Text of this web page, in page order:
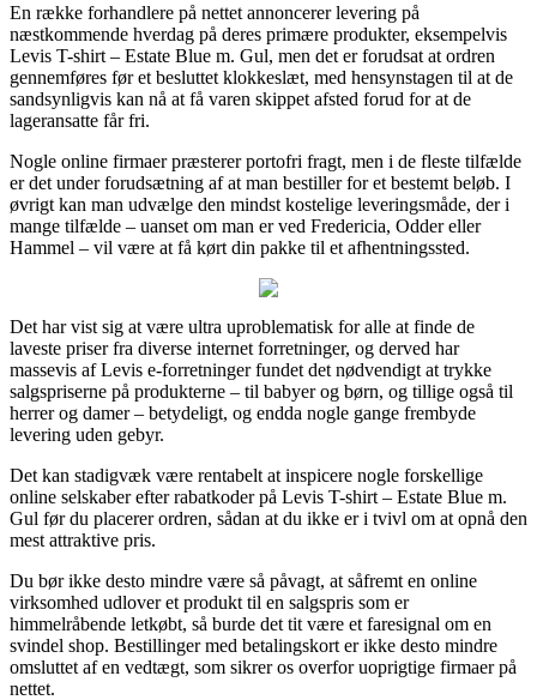
En række forhandlere på nettet annoncerer levering på
næstkommende hverdag på deres primære produkter, eksempelvis
Levis T-shirt – Estate Blue m. Gul, men det er forudsat at ordren
gennemføres før et besluttet klokkeslæt, med hensynstagen til at de
sandsynligvis kan nå at få varen skippet afsted forud for at de
lageransatte får fri.
Nogle online firmaer præsterer portofri fragt, men i de fleste tilfælde
er det under forudsætning af at man bestiller for et bestemt beløb. I
øvrigt kan man udvælge den mindst kostelige leveringsmåde, der i
mange tilfælde – uanset om man er ved Fredericia, Odder eller
Hammel – vil være at få kørt din pakke til et afhentningssted.
Det har vist sig at være ultra uproblematisk for alle at finde de
laveste priser fra diverse internet forretninger, og derved har
massevis af Levis e-forretninger fundet det nødvendigt at trykke
salgspriserne på produkterne – til babyer og børn, og tillige også til
herrer og damer – betydeligt, og endda nogle gange frembyde
levering uden gebyr.
Det kan stadigvæk være rentabelt at inspicere nogle forskellige
online selskaber efter rabatkoder på Levis T-shirt – Estate Blue m.
Gul før du placerer ordren, sådan at du ikke er i tvivl om at opnå den
mest attraktive pris.
Du bør ikke desto mindre være så påvagt, at såfremt en online
virksomhed udlover et produkt til en salgspris som er
himmelråbende letkøbt, så burde det tit være et faresignal om en
svindel shop. Bestillinger med betalingskort er ikke desto mindre
omsluttet af en vedtægt, som sikrer os overfor uoprigtige firmaer på
nettet.